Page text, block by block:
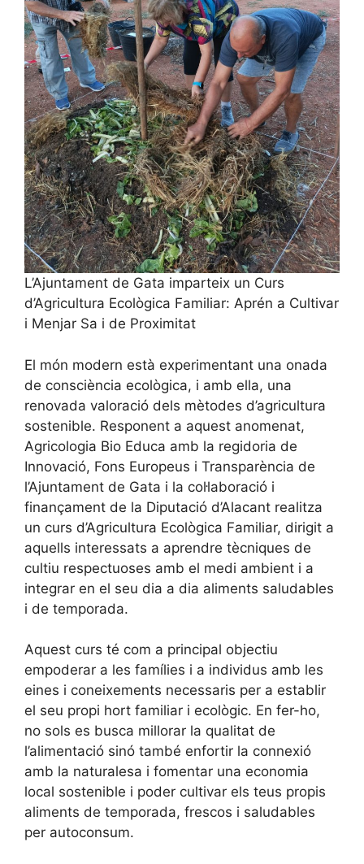
L’Ajuntament de Gata imparteix un Curs
d’Agricultura Ecològica Familiar: Aprén a Cultivar
i Menjar Sa i de Proximitat
El món modern està experimentant una onada
de consciència ecològica, i amb ella, una
renovada valoració dels mètodes d’agricultura
sostenible. Responent a aquest anomenat,
Agricologia Bio Educa amb la regidoria de
Innovació, Fons Europeus i Transparència de
l’Ajuntament de Gata i la col·laboració i
finançament de la Diputació d’Alacant realitza
un curs d’Agricultura Ecològica Familiar, dirigit a
aquells interessats a aprendre tècniques de
cultiu respectuoses amb el medi ambient i a
integrar en el seu dia a dia aliments saludables
i de temporada.
Aquest curs té com a principal objectiu
empoderar a les famílies i a individus amb les
eines i coneixements necessaris per a establir
el seu propi hort familiar i ecològic. En fer-ho,
no sols es busca millorar la qualitat de
l’alimentació sinó també enfortir la connexió
amb la naturalesa i fomentar una economia
local sostenible i poder cultivar els teus propis
aliments de temporada, frescos i saludables
per autoconsum.